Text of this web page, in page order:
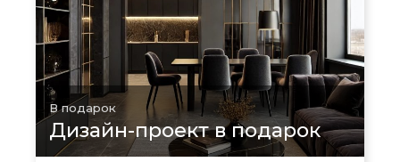
В подарок
Дизайн-проект в подарок